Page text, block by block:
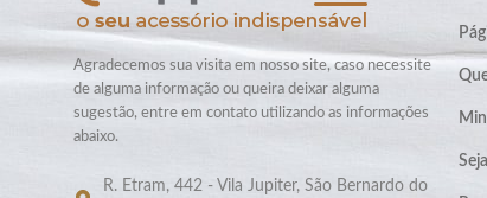
Agradecemos sua visita em nosso site, caso necessite
de alguma informação ou queira deixar alguma
sugestão, entre em contato utilizando as informações
abaixo.
R. Etram, 442 - Vila Jupiter, São Bernardo do